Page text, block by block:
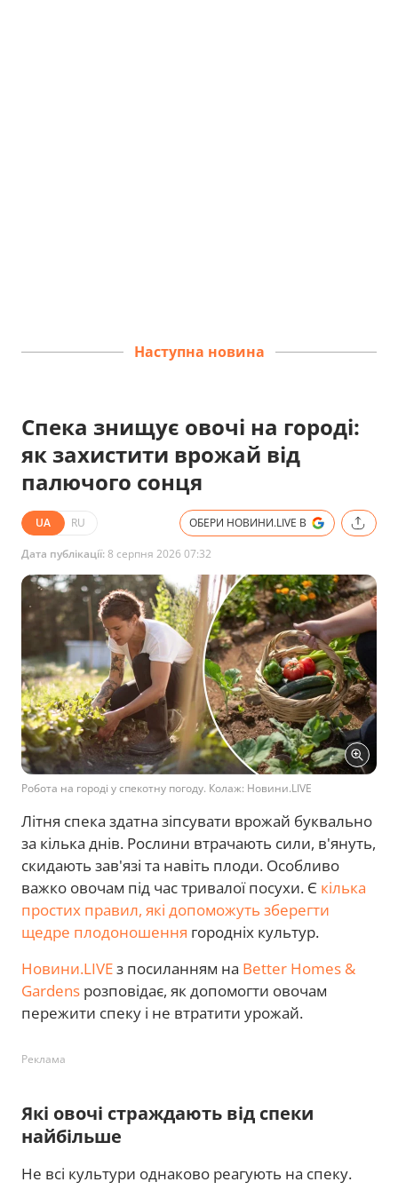
Наступна новина
Спека знищує овочі на городі:
як захистити врожай від
палючого сонця
UA RU ОБЕРИ НОВИНИ.LIVE В
Дата публікації:8 серпня 2026 07:32
Робота на городі у спекотну погоду. Колаж: Новини.LIVE
Літня спека здатна зіпсувати врожай буквально
за кілька днів. Рослини втрачають сили, в'януть,
скидають зав'язі та навіть плоди. Особливо
важко овочам під час тривалої посухи. Є кілька
простих правил, які допоможуть зберегти
щедре плодоношення городніх культур.
Новини.LIVEз посиланням на Better Homes &
Gardens розповідає, як допомогти овочам
пережити спеку і не втратити урожай.
Реклама
Які овочі страждають від спеки
найбільше
Не всі культури однаково реагують на спеку.